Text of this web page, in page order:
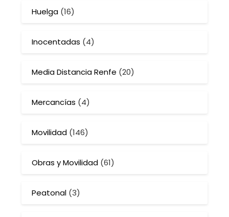
Huelga (16)
Inocentadas (4)
Media Distancia Renfe (20)
Mercancías (4)
Movilidad (146)
Obras y Movilidad (61)
Peatonal (3)